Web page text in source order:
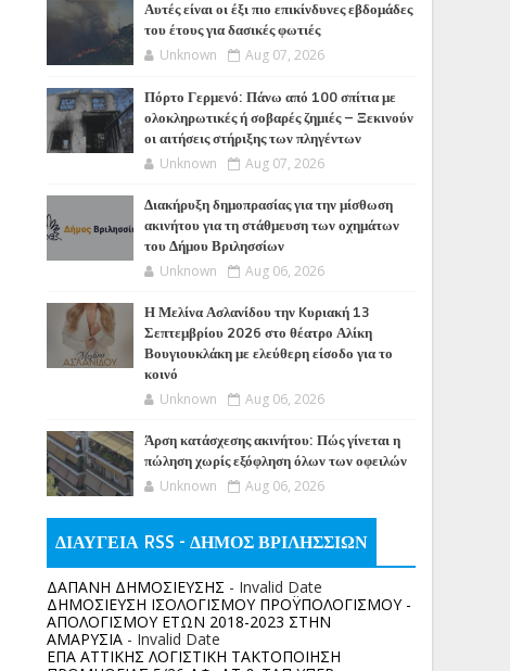
Αυτές είναι οι έξι πιο επικίνδυνες εβδομάδες
του έτους για δασικές φωτιές
Unknown Aug 07, 2026
Πόρτο Γερμενό: Πάνω από 100 σπίτια με
ολοκληρωτικές ή σοβαρές ζημιές – Ξεκινούν
οι αιτήσεις στήριξης των πληγέντων
Unknown Aug 07, 2026
Διακήρυξη δημοπρασίας για την μίσθωση
ακινήτου για τη στάθμευση των οχημάτων
του Δήμου Βριλησσίων
Unknown Aug 06, 2026
Η Μελίνα Ασλανίδου την Kυριακή 13
Σεπτεμβρίου 2026 στο θέατρο Αλίκη
Βουγιουκλάκη με ελεύθερη είσοδο για το
κοινό
Unknown Aug 06, 2026
Άρση κατάσχεσης ακινήτου: Πώς γίνεται η
πώληση χωρίς εξόφληση όλων των οφειλών
Unknown Aug 06, 2026
ΔΙΑΥΓΕΙΑ RSS - ΔΗΜΟΣ ΒΡΙΛΗΣΣΙΩΝ
ΔΑΠΑΝΗ ΔΗΜΟΣΙΕΥΣΗΣ - Invalid Date
ΔΗΜΟΣΙΕΥΣΗ ΙΣΟΛΟΓΙΣΜΟΥ ΠΡΟΫΠΟΛΟΓΙΣΜΟΥ -
ΑΠΟΛΟΓΙΣΜΟΥ ΕΤΩΝ 2018-2023 ΣΤΗΝ
ΑΜΑΡΥΣΙΑ - Invalid Date
ΕΠΑ ΑΤΤΙΚΗΣ ΛΟΓΙΣΤΙΚΗ ΤΑΚΤΟΠΟΙΗΣΗ